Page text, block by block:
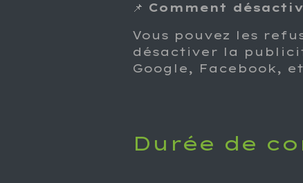
📌 Comment
Vous pouvez les
désactiver la
Google, Facebook,
Durée de